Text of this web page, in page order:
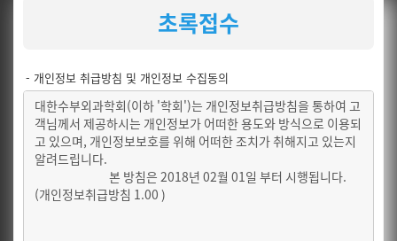
초록접수
- 개인정보 취급방침 및 개인정보 수집동의